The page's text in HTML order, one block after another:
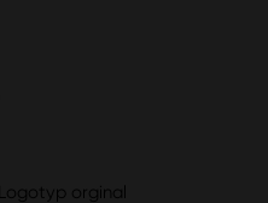
Logotyp orginal